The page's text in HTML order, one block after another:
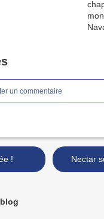
un commentaire
!